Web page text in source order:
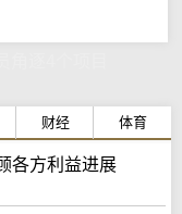
财经 体育
各方利益进展